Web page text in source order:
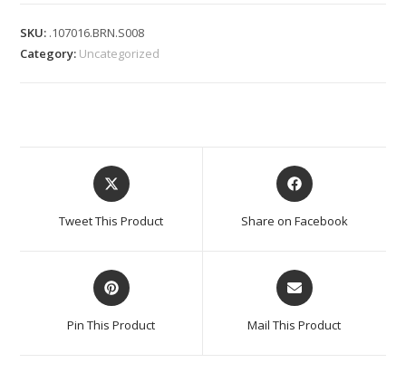
SKU: .107016.BRN.S008
Category: Uncategorized
Tweet This Product Share on Facebook
Pin This Product Mail This Product